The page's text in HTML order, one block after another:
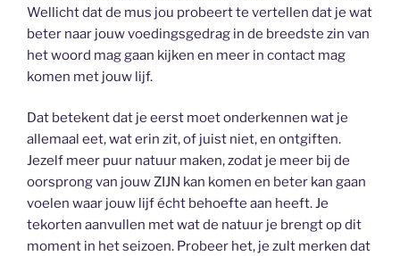
Wellicht dat de mus jou probeert te vertellen dat je wat
beter naar jouw voedingsgedrag in de breedste zin van
het woord mag gaan kijken en meer in contact mag
komen met jouw lijf.
Dat betekent dat je eerst moet onderkennen wat je
allemaal eet, wat erin zit, of juist niet, en ontgiften.
Jezelf meer puur natuur maken, zodat je meer bij de
oorsprong van jouw ZIJN kan komen en beter kan gaan
voelen waar jouw lijf écht behoefte aan heeft. Je
tekorten aanvullen met wat de natuur je brengt op dit
moment in het seizoen. Probeer het, je zult merken dat